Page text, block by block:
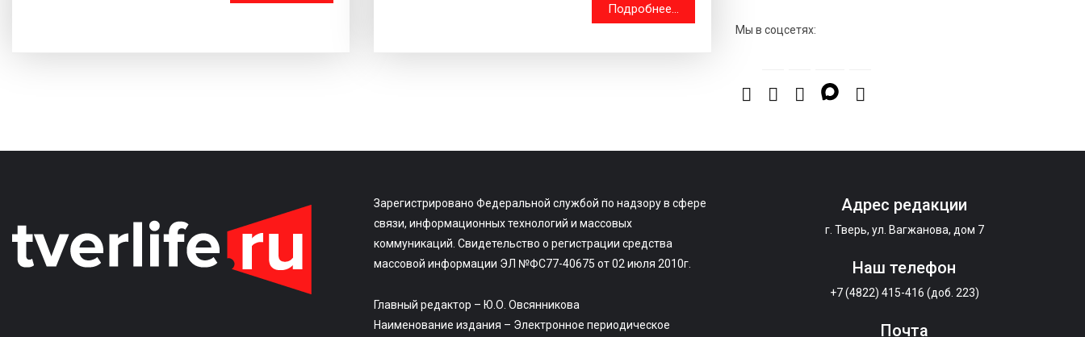
Подробнее...
Мы в соцсетях:
Зарегистрировано Федеральной службой по надзору в сфере
связи, информационных технологий и массовых
коммуникаций. Свидетельство о регистрации средства
массовой информации ЭЛ №ФС77-40675 от 02 июля 2010г.
Главный редактор – Ю.О. Овсянникова
Наименование издания – Электронное периодическое
Адрес редакции
г. Тверь, ул. Вагжанова, дом 7
Наш телефон
+7 (4822) 415-416 (доб. 223)
Почта